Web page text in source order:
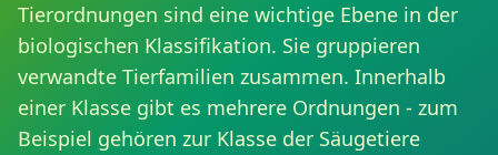
Tierordnungen sind eine wichtige Ebene in der
biologischen Klassifikation. Sie gruppieren
verwandte Tierfamilien zusammen. Innerhalb
einer Klasse gibt es mehrere Ordnungen - zum
Beispiel gehören zur Klasse der Säugetiere